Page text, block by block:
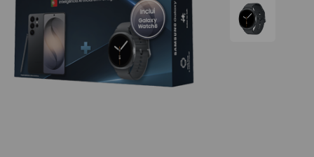
posição1
Ir